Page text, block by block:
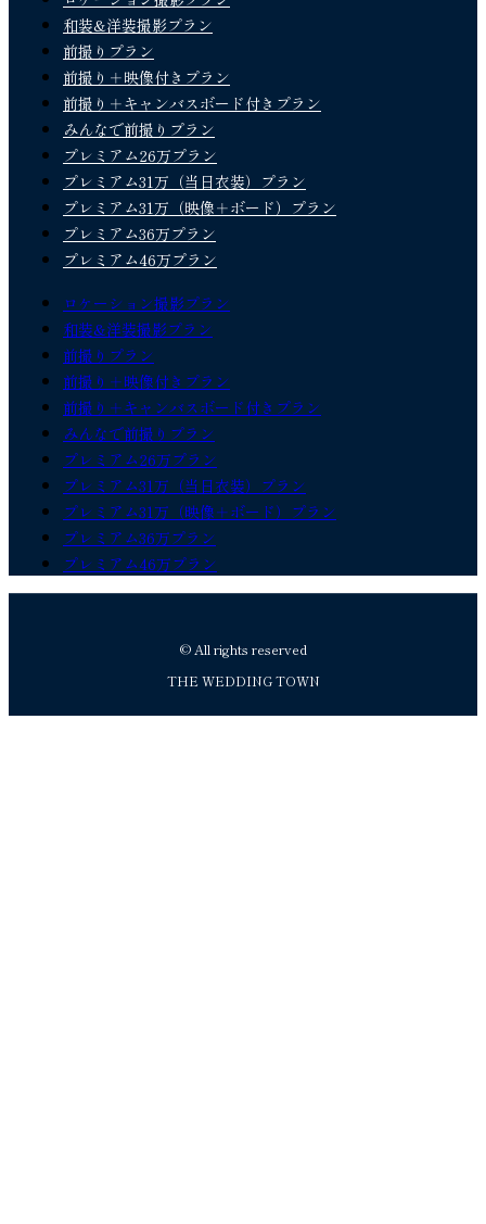
和装&洋装撮影プラン
前撮りプラン
前撮り＋映像付きプラン
前撮り＋キャンバスボード付きプラン
みんなで前撮りプラン
プレミアム26万プラン
プレミアム31万（当日衣装）プラン
プレミアム31万（映像＋ボード）プラン
プレミアム36万プラン
プレミアム46万プラン
ロケーション撮影プラン
和装&洋装撮影プラン
前撮りプラン
前撮り＋映像付きプラン
前撮り＋キャンバスボード付きプラン
みんなで前撮りプラン
プレミアム26万プラン
プレミアム31万（当日衣装）プラン
プレミアム31万（映像＋ボード）プラン
プレミアム36万プラン
プレミアム46万プラン
© All rights reserved
THE WEDDING TOWN